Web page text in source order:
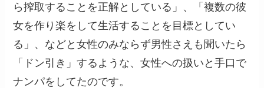
ら搾取することを正解としている」、「複数の彼
女を作り楽をして生活することを目標としてい
る」、などと女性のみならず男性さえも聞いたら
「ドン引き」するような、女性への扱いと手口で
ナンパをしてたのです。